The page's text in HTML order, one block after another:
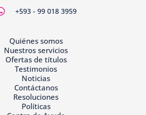
+593 - 99 018 3959
Quiénes somos
Nuestros servicios
Ofertas de títulos
Testimonios
Noticias
Contáctanos
Resoluciones
Políticas